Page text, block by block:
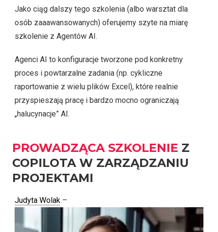
Jako ciąg dalszy tego szkolenia (albo warsztat dla
osób zaaawansowanych) oferujemy szyte na miarę
szkolenie z Agentów AI.
Agenci AI to konfiguracje tworzone pod konkretny
proces i powtarzalne zadania (np. cykliczne
raportowanie z wielu plików Excel), które realnie
przyspieszają pracę i bardzo mocno ograniczają
„halucynacje” AI.
PROWADZĄCA SZKOLENIE Z
COPILOTA W ZARZĄDZANIU
PROJEKTAMI
Judyta Wolak –